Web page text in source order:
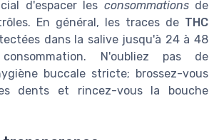
d'espacer les consommationsde
En général, les traces de THC
dans la salive jusqu'à 24 à 48
N'oubliez pas de
buccale stricte; brossez-vous
dents et rincez-vous la bouche